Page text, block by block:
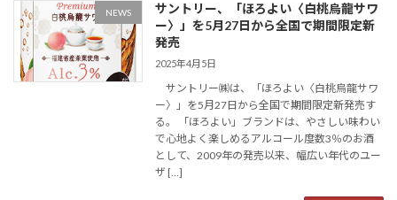
NEWS
サントリー、「ほろよい〈白桃烏龍サワ
ー〉」を5月27日から全国で期間限定新
発売
2025年4月5日
サントリー㈱は、「ほろよい〈白桃烏龍サワ
ー〉」を5月27日から全国で期間限定新発売す
る。 「ほろよい」ブランドは、やさしい味わい
で心地よく楽しめるアルコール度数3％のお酒
として、2009年の発売以来、幅広い年代のユー
ザ […]